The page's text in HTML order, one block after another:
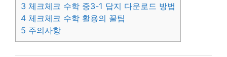
3 체크체크 수학 중3-1 답지 다운로드 방법
4 체크체크 수학 활용의 꿀팁
5 주의사항